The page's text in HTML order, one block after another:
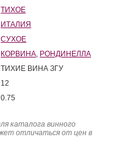
ТИХОЕ
ИТАЛИЯ
СУХОЕ
КОРВИНА РОНДИНЕЛЛА
ТИХИЕ ВИНА ЗГУ
12
0.75
каталога винного
отличаться от цен в